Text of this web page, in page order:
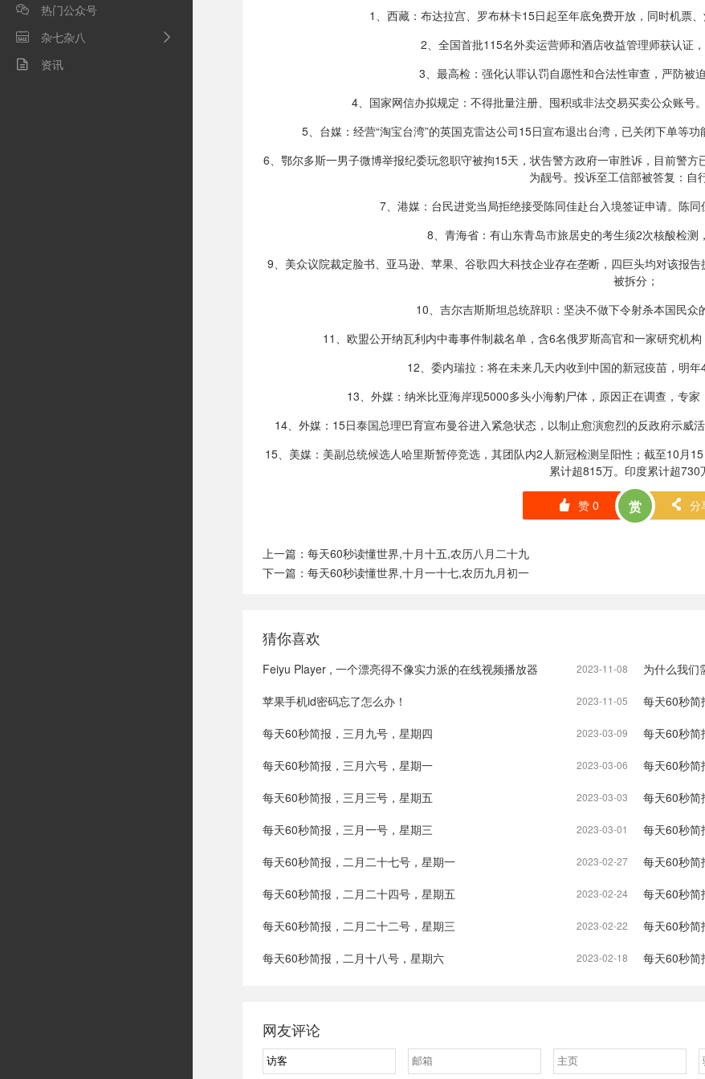
 热门公众号
 杂七杂八
 资讯
1、西藏：布达拉宫、罗布林卡15日起至年底免费开放，同时机票
2、全国首批115名外卖运营师和酒店收益管理师获认证
3、最高检：强化认罪认罚自愿性和合法性审查，严防被
4、国家网信办拟规定：不得批量注册、囤积或非法交易买卖公众账号
5、台媒：经营“淘宝台湾”的英国克雷达公司15日宣布退出台湾，已关闭下单等
6、鄂尔多斯一男子微博举报纪委玩忽职守被拘15天，状告警方政府一审胜诉，目前警
为靓号。投诉至工信部被答复：自
7、港媒：台民进党当局拒绝接受陈同佳赴台入境签证申请。陈
8、青海省：有山东青岛市旅居史的考生须2次核酸检测
9、美众议院裁定脸书、亚马逊、苹果、谷歌四大科技企业存在垄断，四巨头均对该报
被拆分；
10、吉尔吉斯斯坦总统辞职：坚决不做下令射杀本国民众
11、欧盟公开纳瓦利内中毒事件制裁名单，含6名俄罗斯高官和一家研究机
12、委内瑞拉：将在未来几天内收到中国的新冠疫苗，明年
13、外媒：纳米比亚海岸现5000多头小海豹尸体，原因正在调查，专
14、外媒：15日泰国总理巴育宣布曼谷进入紧急状态，以制止愈演愈烈的反政府示威
15、美媒：美副总统候选人哈里斯暂停竞选，其团队内2人新冠检测呈阳性；截至10月
累计超815万。印度累计超730
󰄼 赞 0 赏 󰄯 分
上一篇： 每天60秒读懂世界,十月十五,农历八月二十九
下一篇： 每天60秒读懂世界,十月一十七,农历九月初一
猜你喜欢
2023-11-08
Feiyu Player , 一个漂亮得不像实力派的在线视频播放器 为什么我们
2023-11-05
苹果手机id密码忘了怎么办！ 每天60秒简
2023-03-09
每天60秒简报，三月九号，星期四 每天60秒简
2023-03-06
每天60秒简报，三月六号，星期一 每天60秒简
2023-03-03
每天60秒简报，三月三号，星期五 每天60秒简
2023-03-01
每天60秒简报，三月一号，星期三 每天60秒简
2023-02-27
每天60秒简报，二月二十七号，星期一 每天60秒简
2023-02-24
每天60秒简报，二月二十四号，星期五 每天60秒简
2023-02-22
每天60秒简报，二月二十二号，星期三 每天60秒简
2023-02-18
每天60秒简报，二月十八号，星期六 每天60秒简
网友评论